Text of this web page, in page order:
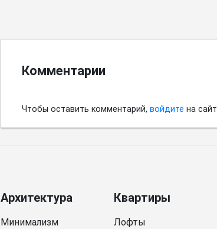
Комментарии
Чтобы оставить комментарий, войдите на сайт
Архитектура
Минимализм
Квартиры
Лофты